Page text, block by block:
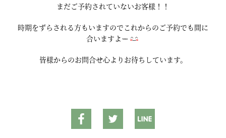
まだご予約されていないお客様！！
時期をずらされる方もいますのでこれからのご予約でも間に
合いますよー
皆様からのお問合せ心よりお待ちしています。